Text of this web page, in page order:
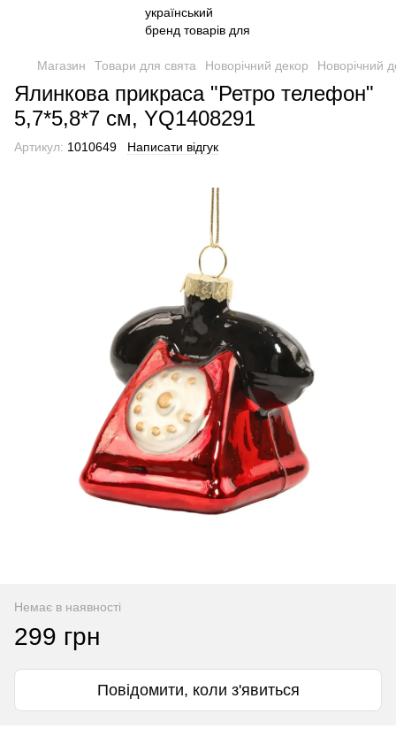
Магазин Товари для свята Новорічний декор Новорічний
Ялинкова прикраса "Ретро телефон"
5,7*5,8*7 см, YQ1408291
Артикул: 1010649 Написати відгук
Немає в наявності
299 грн
Повідомити, коли з'явиться